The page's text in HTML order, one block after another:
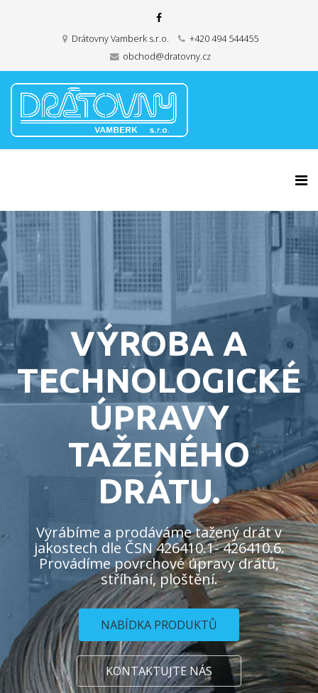
Drátovny Vamberk s.r.o.
+420 494 544455
obchod@dratovny.cz
VÝROBA A
TECHNOLOGICKÉ
ÚPRAVY
TAŽENÉHO
DRÁTU.
Vyrábíme a prodáváme tažený drát v
jakostech dle ČSN 426410.1- 426410.6.
Provádíme povrchové úpravy drátů,
stříhání, ploštění.
NABÍDKA PRODUKTŮ
KONTAKTUJTE NÁS